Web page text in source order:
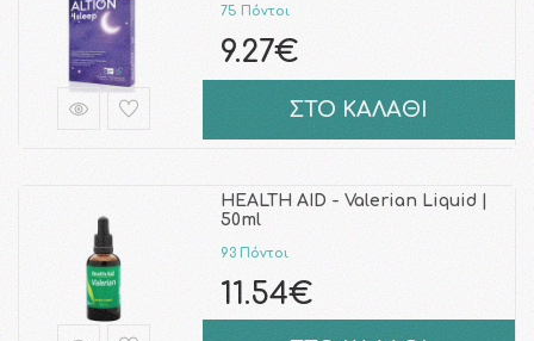
75 Πόντοι
9.27€
ΣΤΟ ΚΑΛΑΘΙ
HEALTH AID - Valerian Liquid |
50ml
93 Πόντοι
11.54€